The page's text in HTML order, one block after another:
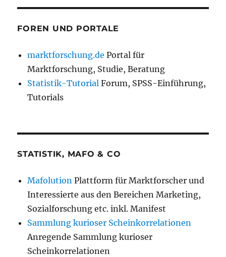
FOREN UND PORTALE
marktforschung.de Portal für
Marktforschung, Studie, Beratung
Statistik-Tutorial Forum, SPSS-Einführung,
Tutorials
STATISTIK, MAFO & CO
Mafolution Plattform für Marktforscher und
Interessierte aus den Bereichen Marketing,
Sozialforschung etc. inkl. Manifest
Sammlung kurioser Scheinkorrelationen
Anregende Sammlung kurioser
Scheinkorrelationen